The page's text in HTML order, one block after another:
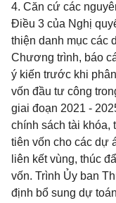
4. Căn cứ các
Điều 3 của Nghị
thiện danh mục các
Chương trình, báo
ý kiến trước khi
vốn đầu tư công
giai đoạn 2021 -
chính sách tài khóa,
tiên vốn cho các dự
liên kết vùng, thúc
vốn. Trình Ủy ban
định bổ sung dự